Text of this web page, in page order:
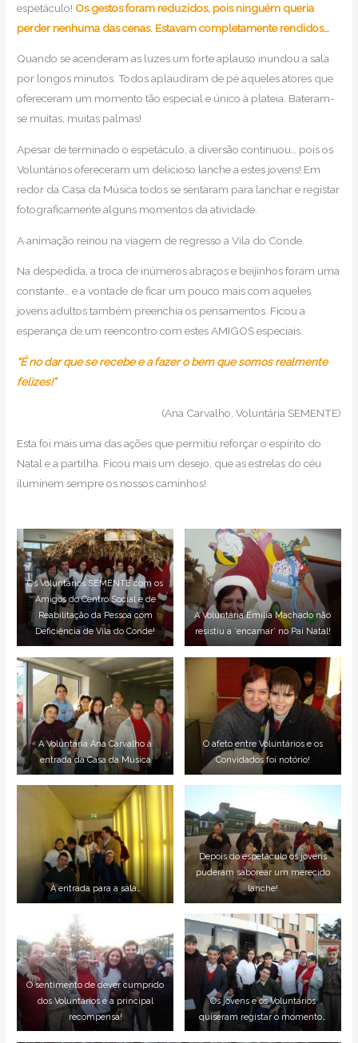
espetáculo! Os gestos foram reduzidos, pois ninguém queria
perder nenhuma das cenas. Estavam completamente rendidos…
Quando se acenderam as luzes um forte aplauso inundou a sala
por longos minutos. Todos aplaudiram de pé aqueles atores que
ofereceram um momento tão especial e único à plateia. Bateram-
se muitas, muitas palmas!
Apesar de terminado o espetáculo, a diversão continuou… pois os
Voluntários ofereceram um delicioso lanche a estes jovens! Em
redor da Casa da Música todos se sentaram para lanchar e registar
fotograficamente alguns momentos da atividade.
A animação reinou na viagem de regresso a Vila do Conde.
Na despedida, a troca de inúmeros abraços e beijinhos foram uma
constante… e a vontade de ficar um pouco mais com aqueles
jovens adultos também preenchia os pensamentos. Ficou a
esperança de um reencontro com estes AMIGOS especiais.
“É no dar que se recebe e a fazer o bem que somos realmente
felizes!”
(Ana Carvalho, Voluntária SEMENTE)
Esta foi mais uma das ações que permitiu reforçar o espírito do
Natal e a partilha. Ficou mais um desejo, que as estrelas do céu
iluminem sempre os nossos caminhos!
Os Voluntários SEMENTE com os
Amigos do Centro Social e de
Reabilitação da Pessoa com
Deficiência de Vila do Conde!
A Voluntária Emília Machado não
resistiu a ‘encarnar’ no Pai Natal!
A Voluntária Ana Carvalho à
entrada da Casa da Música
O afeto entre Voluntários e os
Convidados foi notório!
À entrada para a sala…
Depois do espetáculo os jovens
puderam saborear um merecido
lanche!
O sentimento de dever cumprido
dos Voluntários é a principal
recompensa!
Os jovens e os Voluntários
quiseram registar o momento…